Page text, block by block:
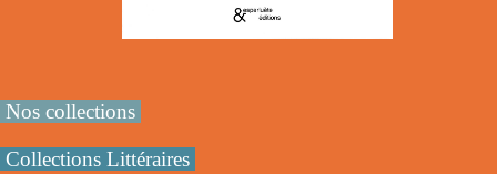
Nos collections
Collections Littéraires